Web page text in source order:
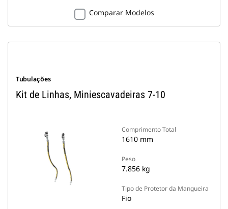
Comparar Modelos
Tubulações
Kit de Linhas, Miniescavadeiras 7-10
Comprimento Total
1610 mm
Peso
7.856 kg
Tipo de Protetor da Mangueira
Fio